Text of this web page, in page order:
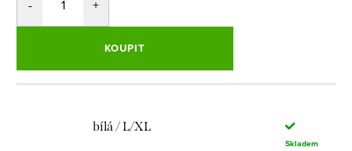
KOUPIT
bílá / L/XL
Skladem